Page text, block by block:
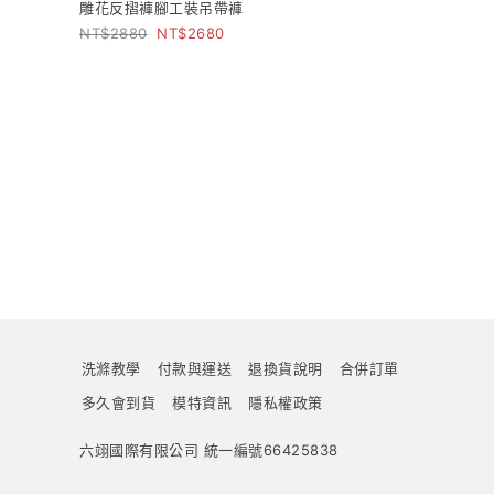
雕花反摺褲腳工裝吊帶褲
2880
2680
洗滌教學 付款與運送 退換貨說明
合併訂單
多久會到貨
模特資訊 隱私權政策
六翊國際有限公司 統一編號66425838